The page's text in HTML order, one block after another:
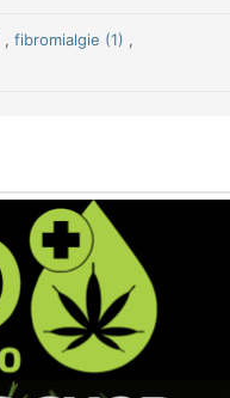
, fibromialgie (1) ,